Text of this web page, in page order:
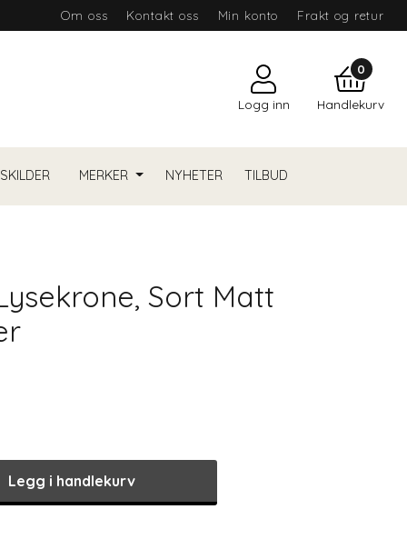
Om oss Kontakt oss Min konto Frakt og retur
Logg inn
0
Handlekurv
MERKER NYHETER TILBUD
Sort Matt
Legg i handlekurv